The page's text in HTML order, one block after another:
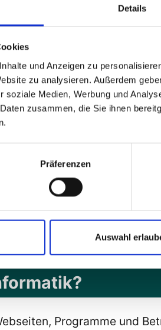
Details
und Anzeigen zu
zu analysieren. Außerdem
soziale Medien, Werbung und
zusammen, die Sie ihnen
Präferenzen
Auswahl
IT-
online. Damals
einsetzte.
in
Universität Tübingen:
Programme und